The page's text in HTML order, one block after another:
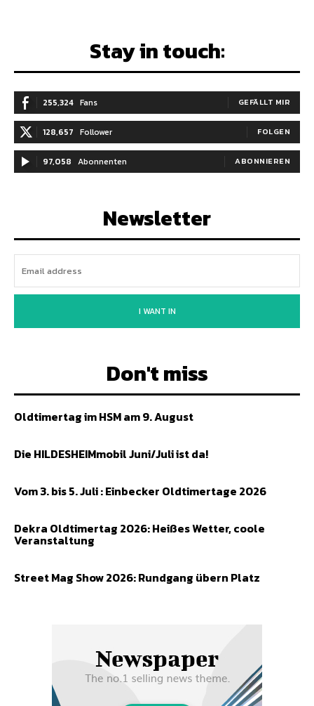
Stay in touch:
255,324 Fans GEFÄLLT MIR
128,657 Follower FOLGEN
97,058 Abonnenten ABONNIEREN
Newsletter
I WANT IN
Don't miss
Oldtimertag im HSM am 9. August
Die HILDESHEIMmobil Juni/Juli ist da!
Vom 3. bis 5. Juli : Einbecker Oldtimertage 2026
Dekra Oldtimertag 2026: Heißes Wetter, coole
Veranstaltung
Street Mag Show 2026: Rundgang übern Platz